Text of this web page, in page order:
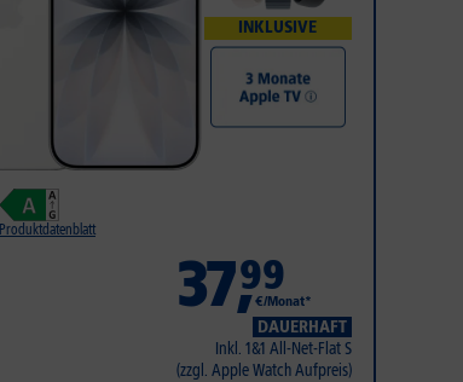
INKLUSIVE
Produktdatenblatt
37,99
€/Monat*
DAUERHAFT
Inkl. 1&1 All-Net-Flat S
(zzgl. Apple Watch Aufpreis)